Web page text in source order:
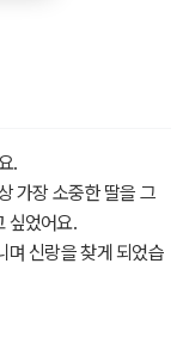
.
가장 소중한 딸을 그
싶었어요.
며 신랑을 찾게 되었습